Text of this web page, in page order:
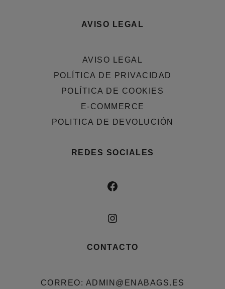
AVISO LEGAL
AVISO LEGAL
POLÍTICA DE PRIVACIDAD
POLÍTICA DE COOKIES
E-COMMERCE
POLITICA DE DEVOLUCIÓN
REDES SOCIALES
FACEBOOK
INSTAGRAM
CONTACTO
CORREO: ADMIN@ENABAGS.ES